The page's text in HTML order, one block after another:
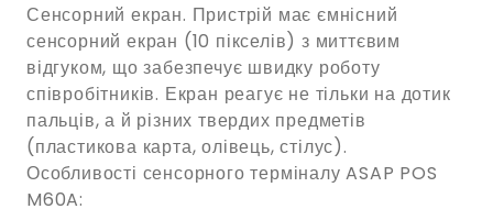
Сенсорний екран. Пристрій має ємнісний
сенсорний екран (10 пікселів) з миттєвим
відгуком, що забезпечує швидку роботу
співробітників. Екран реагує не тільки на дотик
пальців, а й різних твердих предметів
(пластикова карта, олівець, стілус).
Особливості сенсорного терміналу ASAP POS
M60A: